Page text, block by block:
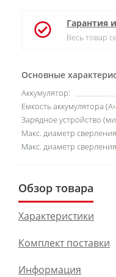
Основные
Аккумулятор:
Емкость аккумулятора
Зарядное устройство
Макс. диаметр
Макс. диаметр
Гарантия
Весь товар
Обзор товара
Характеристики
Комплект поставки
Информация